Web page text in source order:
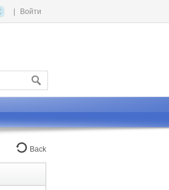
Войти
Back